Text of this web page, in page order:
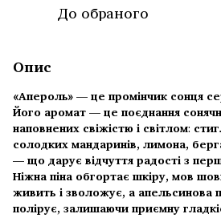
До обраного
Опис
«Апероль» — це промінчик сонця
Його аромат — це поєднання
наповнених свіжістю і світлом:
солодких мандаринів, лимона,
— що дарує відчуття радості з
Ніжна піна обгортає шкіру, мов
живить і зволожує, а апельсинова
полірує, залишаючи приємну